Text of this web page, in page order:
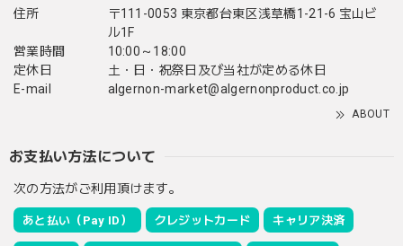
住所
〒111-0053 東京都台東区浅草橋1-21-6 宝山ビ
ル1F
営業時間
10:00～18:00
定休日
土・日・祝祭日及び当社が定める休日
E-mail
algernon-market@algernonproduct.co.jp
ABOUT
お支払い方法について
次の方法がご利用頂けます。
あと払い（Pay ID） クレジットカード キャリア決済